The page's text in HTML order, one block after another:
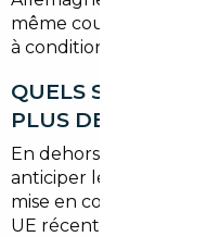
même couverture
à condition d'être
QUELS SONT LES
PLUS DES
En dehors des
anticiper les frais de
mise en conformité
UE récents) et les